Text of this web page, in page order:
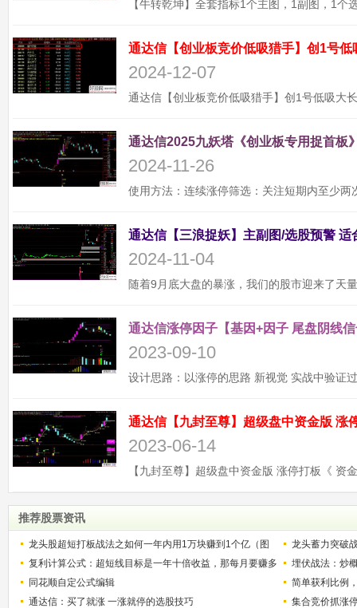
通达信【创业板竞价低吸猎手】创1号
2024-12-07
通达信2025九妖塔《创业板专用捉首板
2024-11-26
2024-11-04
通达信涨停因子【基因+因子 尾盘阴线
2023-09-10
2023-06-14
推荐股票资讯
龙头股超短打板战法之如何一年内用1万块赚到1个亿（图
解）
龙头蓄力突破
的技巧（图解
复利计算公式：超短线目标是一年十倍收益，那每月要赚多
少？
埋伏战法：炒
同花顺自定公式编辑
简单获利比例
用
通达信：买了就涨 一涨就停的选股技巧
集合竞价抓涨